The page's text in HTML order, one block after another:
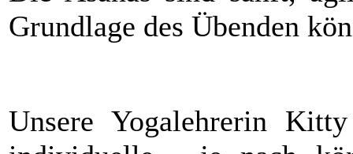
Grundlage des Übenden
Unsere Yogalehrerin